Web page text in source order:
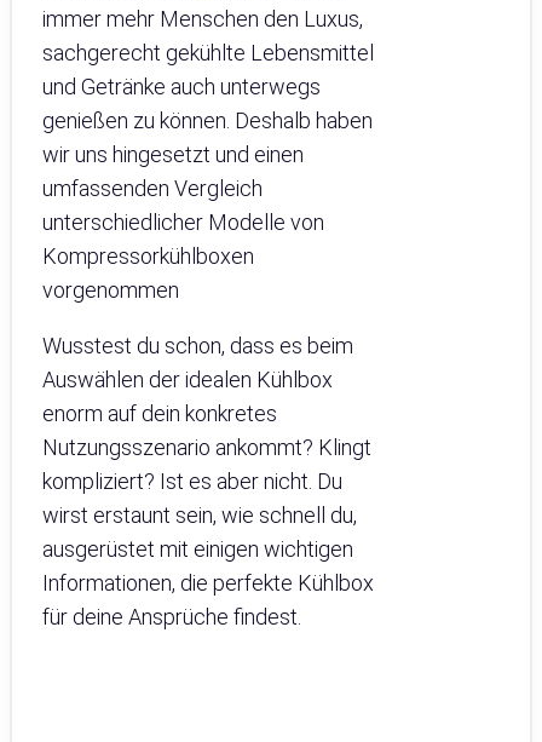
immer mehr Menschen den Luxus,
sachgerecht gekühlte Lebensmittel
und Getränke auch unterwegs
genießen zu können. Deshalb haben
wir uns hingesetzt und einen
umfassenden Vergleich
unterschiedlicher Modelle von
Kompressorkühlboxen
vorgenommen
Wusstest du schon, dass es beim
Auswählen der idealen Kühlbox
enorm auf dein konkretes
Nutzungsszenario ankommt? Klingt
kompliziert? Ist es aber nicht. Du
wirst erstaunt sein, wie schnell du,
ausgerüstet mit einigen wichtigen
Informationen, die perfekte Kühlbox
für deine Ansprüche findest.